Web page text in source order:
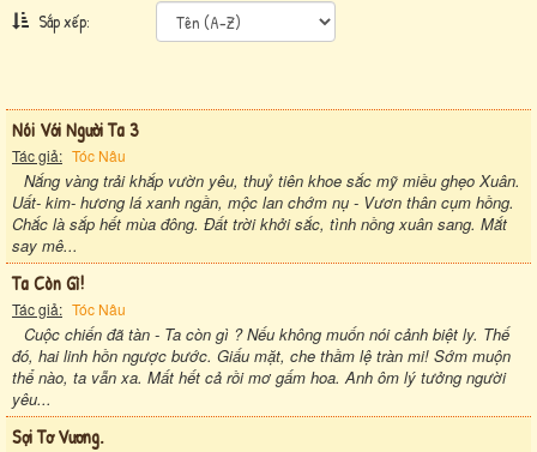
Sắp xếp:
Nói Với Người Ta 3
Tác giả: Tóc Nâu
Nắng vàng trải khắp vườn yêu, thuỷ tiên khoe sắc mỹ miều ghẹo Xuân.
Uất- kim- hương lá xanh ngần, mộc lan chớm nụ - Vươn thân cụm hồng.
Chắc là sắp hết mùa đông. Đất trời khởi sắc, tình nồng xuân sang. Mắt
say mê...
Ta Còn Gì!
Tác giả: Tóc Nâu
Cuộc chiến đã tàn - Ta còn gì ? Nếu không muốn nói cảnh biệt ly. Thế
đó, hai linh hồn ngược bước. Giấu mặt, che thầm lệ tràn mi! Sớm muộn
thể nào, ta vẫn xa. Mất hết cả rồi mơ gấm hoa. Anh ôm lý tưởng người
yêu...
Sợi Tơ Vương.